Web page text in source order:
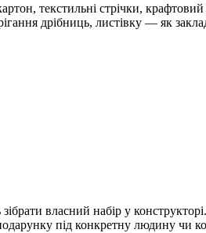
текстильні стрічки,
дрібниць, листівку — як
власний набір у конструкторі.
під конкретну людину чи